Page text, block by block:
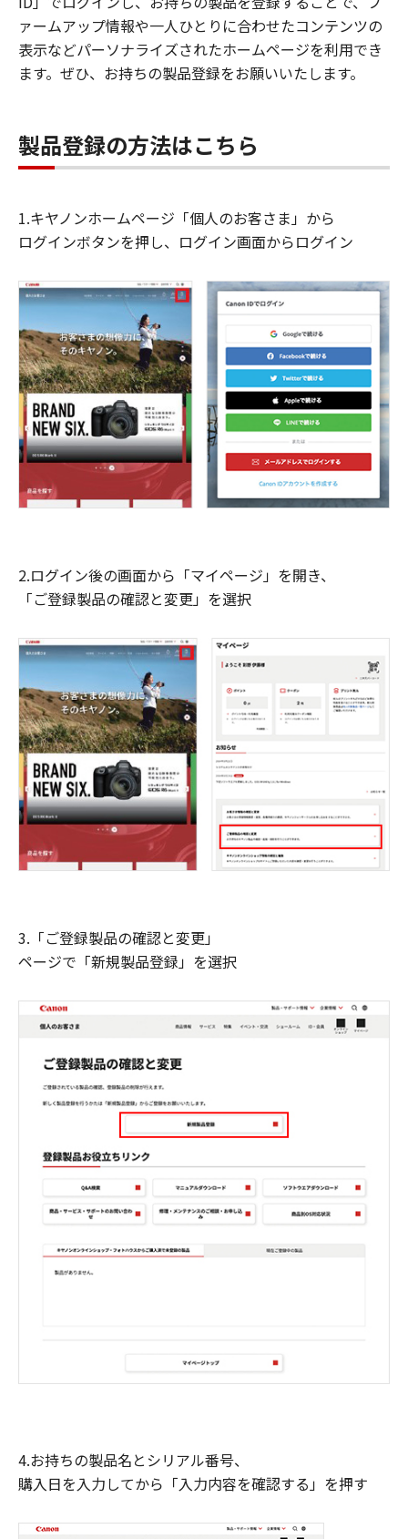
ァームアップ情報や一人ひとりに合わせたコンテンツの
表示などパーソナライズされたホームページを利用でき
ます。ぜひ、お持ちの製品登録をお願いいたします。
製品登録の方法はこちら
1.キヤノンホームページ「個人のお客さま」から
ログインボタンを押し、ログイン画面からログイン
2.ログイン後の画面から「マイページ」を開き、
「ご登録製品の確認と変更」を選択
3.「ご登録製品の確認と変更」
ページで「新規製品登録」を選択
4.お持ちの製品名とシリアル番号、
購入日を入力してから「入力内容を確認する」を押す